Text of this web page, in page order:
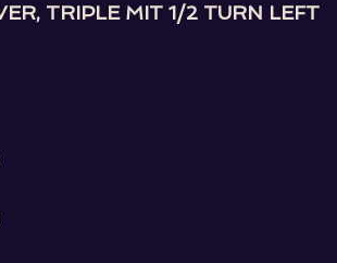
TRIPLE MIT 1/2 TURN LEFT